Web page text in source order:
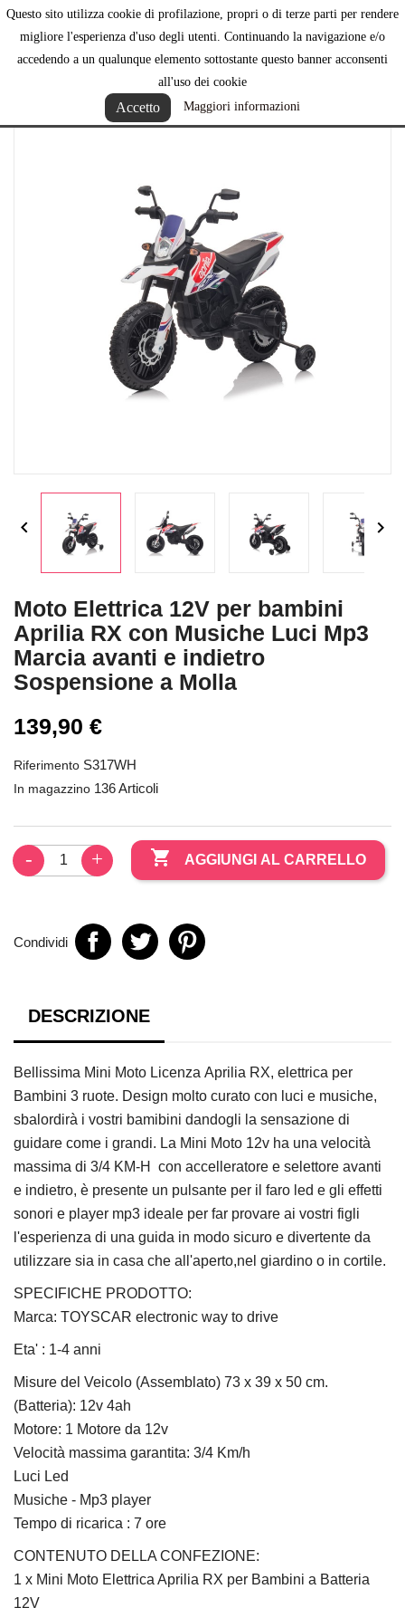
Questo sito utilizza cookie di profilazione, propri o di terze parti per rendere
migliore l'esperienza d'uso degli utenti. Continuando la navigazione e/o
accedendo a un qualunque elemento sottostante questo banner acconsenti
all'uso dei cookie
Accetto Maggiori informazioni

 
Moto Elettrica 12V per bambini
Aprilia RX con Musiche Luci Mp3
Marcia avanti e indietro
Sospensione a Molla
139,90 €
Riferimento S317WH
In magazzino 136 Articoli
 AGGIUNGI AL CARRELLO
Condividi
DESCRIZIONE
Bellissima Mini Moto Licenza Aprilia RX, elettrica per
Bambini 3 ruote. Design molto curato con luci e musiche,
sbalordirà i vostri bamibini dandogli la sensazione di
guidare come i grandi. La Mini Moto 12v ha una velocità
massima di 3/4 KM-H con accelleratore e selettore avanti
e indietro, è presente un pulsante per il faro led e gli effetti
sonori e player mp3 ideale per far provare ai vostri figli
l'esperienza di una guida in modo sicuro e divertente da
utilizzare sia in casa che all'aperto,nel giardino o in cortile.
SPECIFICHE PRODOTTO:
Marca: TOYSCAR electronic way to drive
Eta' : 1-4 anni
Misure del Veicolo (Assemblato) 73 x 39 x 50 cm.
(Batteria): 12v 4ah
Motore: 1 Motore da 12v
Velocità massima garantita: 3/4 Km/h
Luci Led
Musiche - Mp3 player
Tempo di ricarica : 7 ore
CONTENUTO DELLA CONFEZIONE:
1 x Mini Moto Elettrica Aprilia RX per Bambini a Batteria
12V